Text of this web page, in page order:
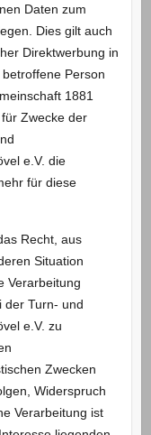
Daten zum
Dies gilt auch
Direktwerbung in
Person
1881
Zwecke der
e.V. die
für diese
Recht, aus
Situation
Verarbeitung
der Turn- und
e.V. zu
Zwecken
Widerspruch
Verarbeitung ist